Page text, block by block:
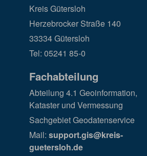
Kreis Gütersloh
Herzebrocker Straße 140
33334 Gütersloh
Tel: 05241 85-0
Fachabteilung
Abteilung 4.1 Geoinformation,
Kataster und Vermessung
Sachgebiet Geodatenservice
Mail: support.gis@kreis-
guetersloh.de